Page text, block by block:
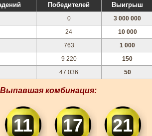
Победителей Выигрыш
0
3 000 000
24
10 000
763
1 000
9 220
150
47 036 50
Выпавшая комбинация:
11 17 21